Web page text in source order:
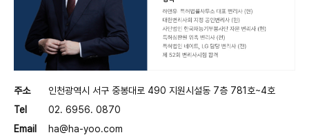
주소
인천광역시 서구 중봉대로 490 지원시설동 7층 781호~4호
Tel
02. 6956. 0870
Email
ha@ha-yoo.com